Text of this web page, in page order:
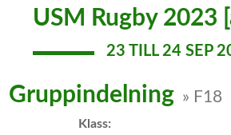
USM Rugby 2023
23 TILL 24 SEP
Gruppindelning » F18
Klass: